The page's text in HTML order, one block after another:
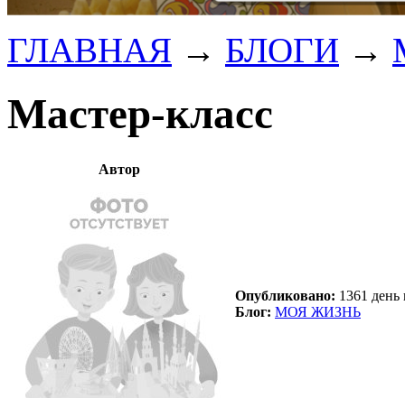
ГЛАВНАЯ → БЛОГИ →
Мастер-класс
Автор
Опубликовано: 1361 день
Блог: МОЯ ЖИЗНЬ